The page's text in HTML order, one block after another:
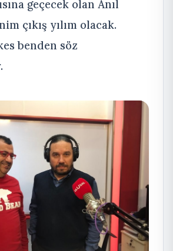
geçecek olan Anıl
çıkış yılım olacak.
benden söz